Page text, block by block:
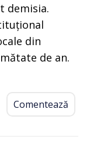
demisia.
din
de an.
Comentează